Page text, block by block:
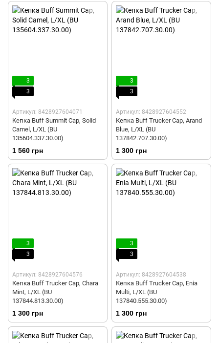
3
3
Артикул: 8428927604071
Кепка Buff Summit Cap, Solid
Camel, L/XL (BU
135604.337.30.00)
1 560 грн
3
3
Артикул: 8428927604552
Кепка Buff Trucker Cap, Arand
Blue, L/XL (BU
137842.707.30.00)
1 300 грн
3
3
Артикул: 8428927604576
Кепка Buff Trucker Cap, Chara
Mint, L/XL (BU
137844.813.30.00)
1 300 грн
3
3
Артикул: 8428927604538
Кепка Buff Trucker Cap, Enia
Multi, L/XL (BU
137840.555.30.00)
1 300 грн